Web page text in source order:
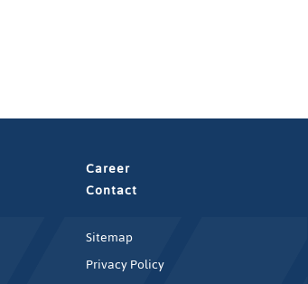
Career
Contact
Sitemap
Privacy Policy